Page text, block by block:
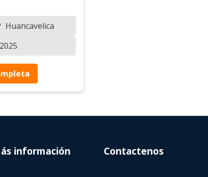
Huancavelica
información Contactenos